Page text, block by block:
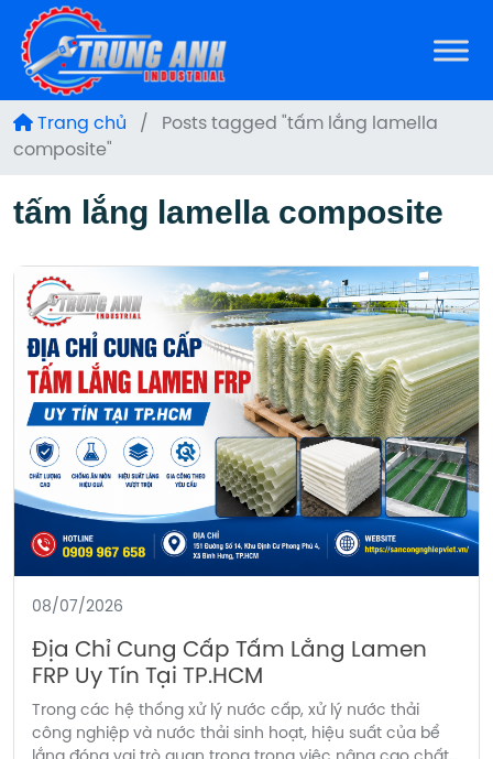
Trang chủ /
Posts tagged "tấm lắng lamella
composite"
tấm lắng lamella composite
08/07/2026
Địa Chỉ Cung Cấp Tấm Lắng Lamen
FRP Uy Tín Tại TP.HCM
Trong các hệ thống xử lý nước cấp, xử lý nước thải
công nghiệp và nước thải sinh hoạt, hiệu suất của bể